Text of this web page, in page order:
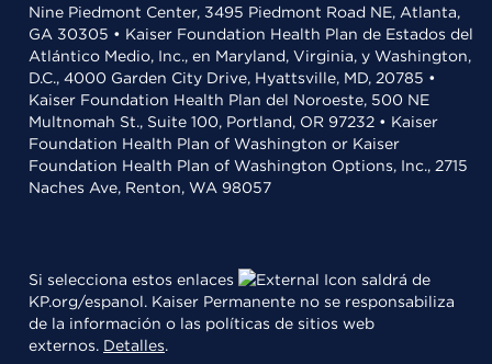
Nine Piedmont Center, 3495 Piedmont Road NE, Atlanta,
GA 30305 • Kaiser Foundation Health Plan de Estados del
Atlántico Medio, Inc., en Maryland, Virginia, y Washington,
D.C., 4000 Garden City Drive, Hyattsville, MD, 20785 •
Kaiser Foundation Health Plan del Noroeste, 500 NE
Multnomah St., Suite 100, Portland, OR 97232 • Kaiser
Foundation Health Plan of Washington or Kaiser
Foundation Health Plan of Washington Options, Inc., 2715
Naches Ave, Renton, WA 98057
Si selecciona estos enlaces
saldrá de
KP.org/espanol. Kaiser Permanente no se responsabiliza
de la información o las políticas de sitios web
externos. Detalles.